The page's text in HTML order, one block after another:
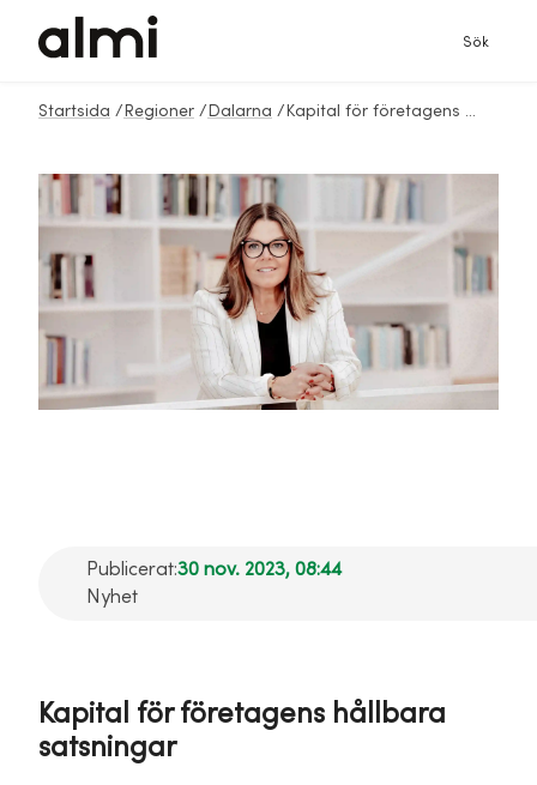
Sök
Startsida / Regioner / Dalarna / Kapital för företagens hållbara satsningar
Publicerat:30 nov. 2023, 08:44
Nyhet
Kapital för företagens hållbara
satsningar